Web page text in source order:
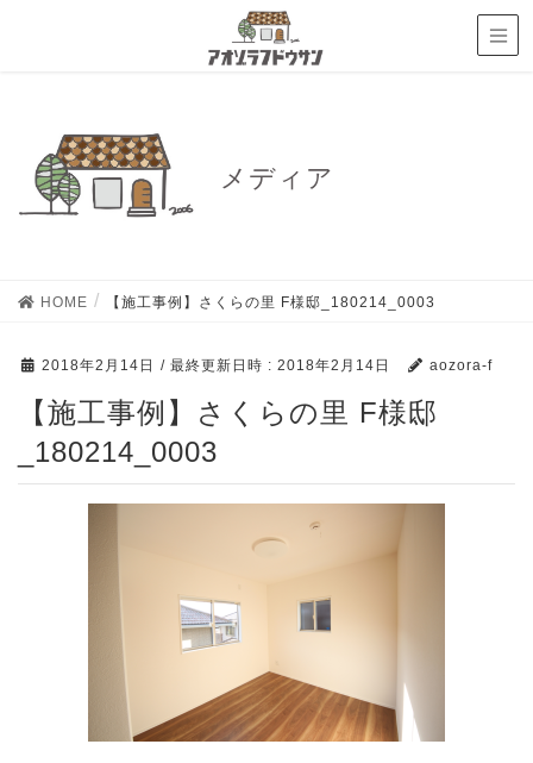
メディア
HOME 【施工事例】さくらの里 F様邸_180214_0003
2018年2月14日 / 最終更新日時 : 2018年2月14日 aozora-f
【施工事例】さくらの里 F様邸
_180214_0003